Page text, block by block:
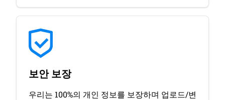
보안 보장
우리는 100%의 개인 정보를 보장하며 업로드/변